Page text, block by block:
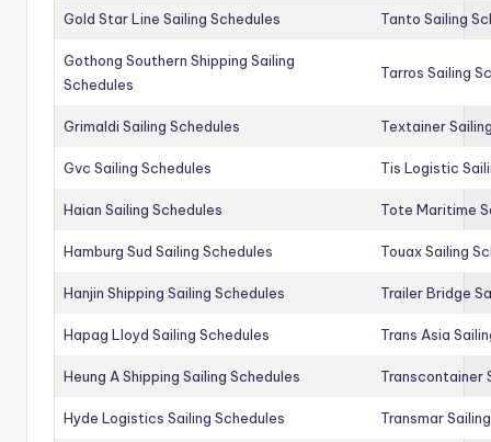
Gold Star Line Sailing Schedules Tanto Sailing
Gothong Southern Shipping Sailing
Schedules
Tarros Sailing
Grimaldi Sailing Schedules Textainer
Gvc Sailing Schedules Tis Logistic
Haian Sailing Schedules Tote Maritime
Hamburg Sud Sailing Schedules Touax Sailing
Hanjin Shipping Sailing Schedules Trailer Bridge
Hapag Lloyd Sailing Schedules Trans Asia
Heung A Shipping Sailing Schedules Transcontainer
Hyde Logistics Sailing Schedules Transmar